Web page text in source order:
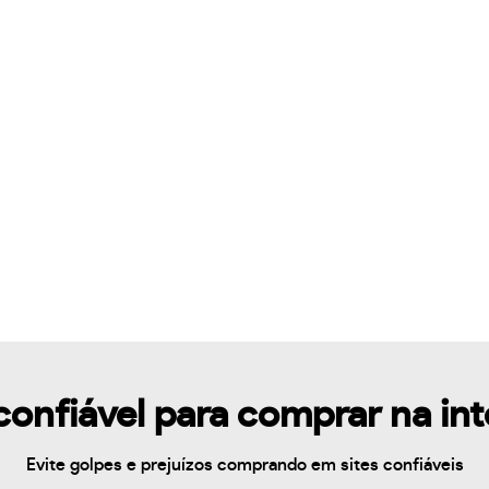
para comprar na
Evite golpes e prejuízos comprando em sites confiáveis